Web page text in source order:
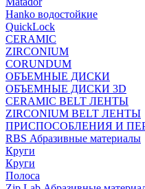
Hanko водостойкие
QuickLock
CERAMIC
ZIRCONIUM
СORUNDUM
ОБЪЕМНЫЕ ДИСКИ
ОБЪЕМНЫЕ ДИСКИ 3D
CERAMIC BELT ЛЕНТЫ
ZIRCONIUM BELT ЛЕНТЫ
ПРИСПОСОБЛЕНИЯ И
RBS Абразивные материалы
Круги
Круги
Полоса